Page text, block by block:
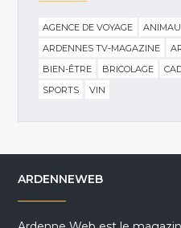
AGENCE DE VOYAGE
ARDENNES TV-MAGAZINE
BIEN-ÊTRE
BRICOLAGE
SPORTS
VIN
ARDENNEWEB